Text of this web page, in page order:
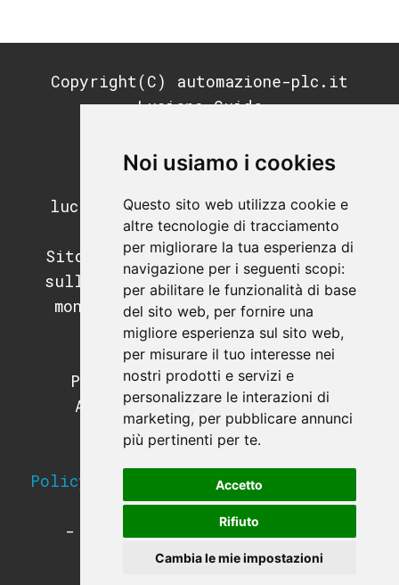
Noi usiamo i cookies
Questo sito web utilizza cookie e
altre tecnologie di tracciamento
per migliorare la tua esperienza di
navigazione per i seguenti scopi:
per abilitare le funzionalità di base
del sito web, per fornire una
migliore esperienza sul sito web,
per misurare il tuo interesse nei
nostri prodotti e servizi e
personalizzare le interazioni di
marketing, per pubblicare annunci
più pertinenti per te.
Accetto
Rifiuto
Cambia le mie impostazioni
Copyright(C) automazione-plc.it
Luciano Guida
REA: MI-2791053
luciano.guida@postecertifica.it
Sito di informazione e didattica
sull'automazione industriale, il
mondo dei PLC e dei sistemi di
supervisione.
Programmazione PLC.
Programmazione SCADA e HMI.
Apparecchiature e hardware
industriale.
Policy sulla Privacy e utilizzo dei
Cookies
-
Modifica le preferenze sui
Cookies-